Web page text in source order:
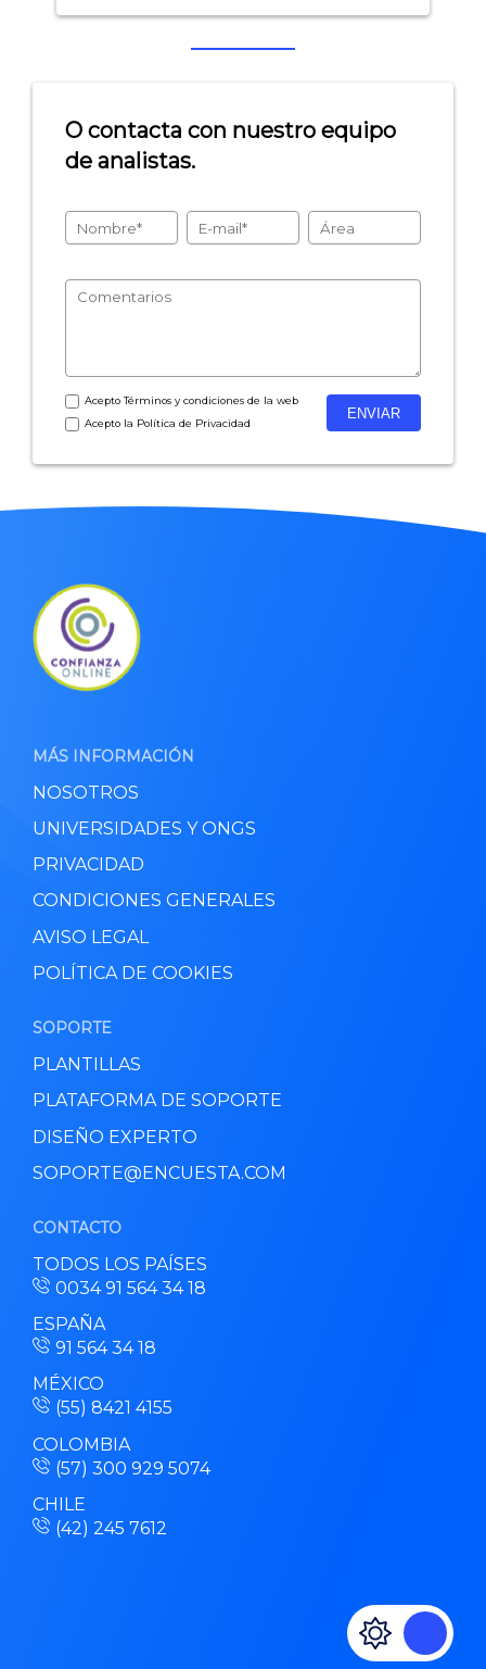
O contacta con nuestro equipo
de analistas.
AceptoTérminos y condicionesde la web
Acepto la Política de Privacidad
MÁS INFORMACIÓN
NOSOTROS
UNIVERSIDADES Y ONGS
PRIVACIDAD
CONDICIONES GENERALES
AVISO LEGAL
POLÍTICA DE COOKIES
SOPORTE
PLANTILLAS
PLATAFORMA DE SOPORTE
DISEÑO EXPERTO
SOPORTE@ENCUESTA.COM
CONTACTO
TODOS LOS PAÍSES
0034 91 564 34 18
ESPAÑA
91 564 34 18
MÉXICO
(55) 8421 4155
COLOMBIA
(57) 300 929 5074
CHILE
(42) 245 7612